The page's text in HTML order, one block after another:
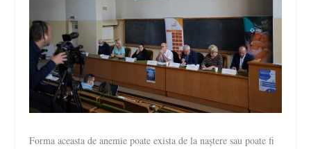
Forma aceasta de anemie poate exista de la naștere sau poate fi